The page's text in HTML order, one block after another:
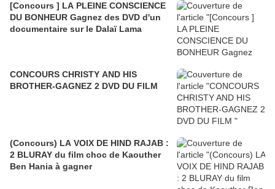
[Concours ] LA PLEINE CONSCIENCE
DU BONHEUR Gagnez des DVD d'un
documentaire sur le Dalaï Lama
CONCOURS CHRISTY AND HIS
BROTHER-GAGNEZ 2 DVD DU FILM
(Concours) LA VOIX DE HIND RAJAB :
2 BLURAY du film choc de Kaouther
Ben Hania à gagner